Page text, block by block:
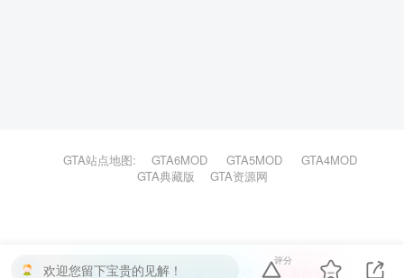
GTA站点地图: GTA6MOD GTA5MOD
GTA4MOD
GTA典藏版
GTA资源网
欢迎您留下宝贵的见解！
评分
本站主题由Zibll子比主题强力驱动 联系作者